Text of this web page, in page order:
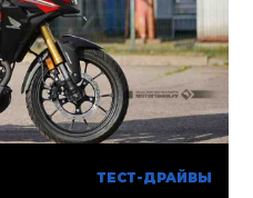
ТЕСТ-ДРАЙВЫ